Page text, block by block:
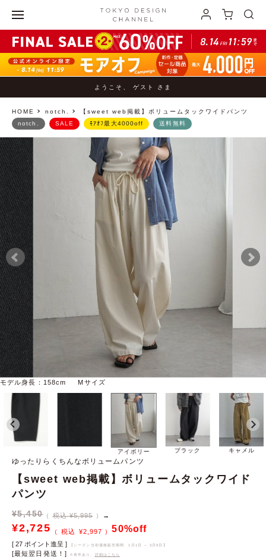
ようこそ、 ゲスト さま
HOME notch. 【sweet web掲載】ボリュームタックワイドパンツ
モデル身長：158cm Mサイズ
アイボリー ブラック キャメル
notch. SALE ﾓｱｵﾌ最大4000off 送料無料
ゆったりらくちんなボリュームパンツ
【sweet web掲載】ボリュームタックワイド
パンツ
¥5,450 税込 ¥5,995 →
¥2,725 ¥2,997 50%off
[ 27 ポイント進呈 ] 【シーズン当初価格販売期間 1月1日 ～ 3月9日 】
[最短翌日発送！] ※条件あり、 詳細はこちら